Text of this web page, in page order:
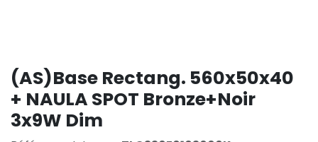
(AS)Base Rectang. 560x50x40
+ NAULA SPOT Bronze+Noir
3x9W Dim